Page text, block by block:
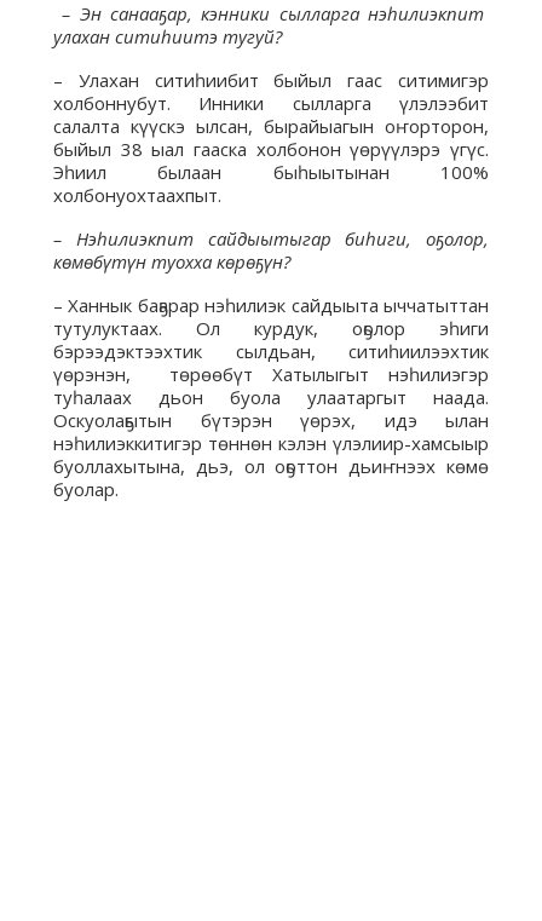
– Эн санааҕар, кэнники сылларга нэһилиэкпит
улахан ситиһиитэ тугуй?
– Улахан ситиһиибит быйыл гаас ситимигэр
холбоннубут. Инники сылларга үлэлээбит
салалта күүскэ ылсан, бырайыагын оҥорторон,
быйыл 38 ыал гааска холбонон үөрүүлэрэ үгүс.
Эһиил былаан быһыытынан 100%
холбонуохтаахпыт.
– Нэһилиэкпит сайдыытыгар биһиги, оҕолор,
көмөбүтүн туохха көрөҕүн?
– Ханнык баҕарар нэһилиэк сайдыыта ыччатыттан
тутулуктаах. Ол курдук, оҕолор эһиги
бэрээдэктээхтик сылдьан, ситиһиилээхтик
үөрэнэн, төрөөбүт Хатылыгыт нэһилиэгэр
туһалаах дьон буола улаатаргыт наада.
Оскуолаҕытын бүтэрэн үөрэх, идэ ылан
нэһилиэккитигэр төннөн кэлэн үлэлиир-хамсыыр
буоллахытына, дьэ, ол оҕоттон дьиҥнээх көмө
буолар.